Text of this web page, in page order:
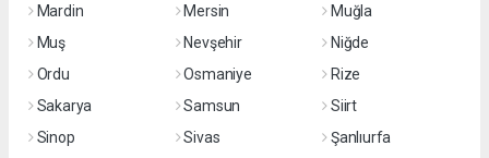
Mardin
Mersin
Muğla
Muş
Nevşehir
Niğde
Ordu
Osmaniye
Rize
Sakarya
Samsun
Siirt
Sinop
Sivas
Şanlıurfa